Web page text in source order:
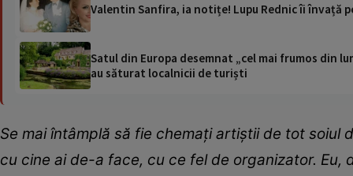
Valentin Sanfira, ia notițe! Lupu Rednic îi învață
Satul din Europa desemnat „cel mai frumos din
au săturat localnicii de turiști
Se mai întâmplă să fie chemați artiștii de tot soiul
cu cine ai de-a face, cu ce fel de organizator.